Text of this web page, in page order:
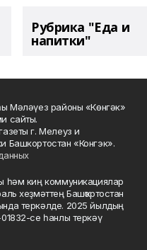
Рубрика "Еда и
напитки"
Мәләүез районы «Көнгәк»
сайты.
г. Мелеуз и
Башкортостан «Конгэк».
һәм киң коммуникациялар
хеҙмәттең Башҡортостан
теркәлде. 2025 йылдың
се һанлы теркәү